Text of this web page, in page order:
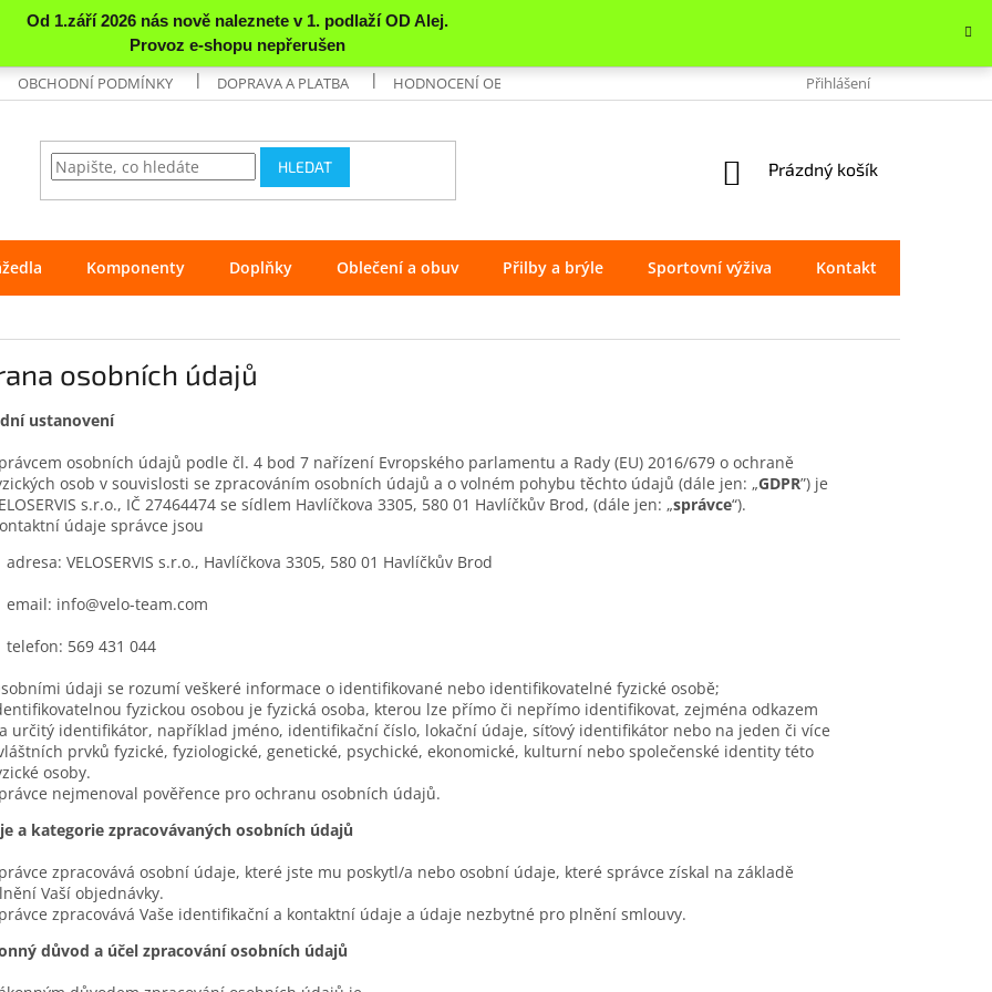
OBCHODNÍ PODMÍNKY DOPRAVA A PLATBA HODNOCENÍ OBCHODU REKLAMACE OCHRANA
Přihlášení
HLEDAT
NÁKUPNÍ
Prázdný košík
Komponenty Doplňky Oblečení a obuv Přilby a brýle Sportovní výživa Kontakt
osobních údajů
ustanovení
osobních údajů podle čl. 4 bod 7 nařízení Evropského parlamentu a Rady (EU) 2016/679 o ochraně
osob v souvislosti se zpracováním osobních údajů a o volném pohybu těchto údajů (dále jen: „GDPR”) je
s.r.o., IČ 27464474 se sídlem Havlíčkova 3305, 580 01 Havlíčkův Brod, (dále jen: „správce“).
údaje správce jsou
VELOSERVIS s.r.o., Havlíčkova 3305, 580 01 Havlíčkův Brod
info@velo-team.com
569 431 044
údaji se rozumí veškeré informace o identifikované nebo identifikovatelné fyzické osobě;
fyzickou osobou je fyzická osoba, kterou lze přímo či nepřímo identifikovat, zejména odkazem
určitý identifikátor, například jméno, identifikační číslo, lokační údaje, síťový identifikátor nebo na jeden či více
prvků fyzické, fyziologické, genetické, psychické, ekonomické, kulturní nebo společenské identity této
osoby.
nejmenoval pověřence pro ochranu osobních údajů.
a kategorie zpracovávaných osobních údajů
zpracovává osobní údaje, které jste mu poskytl/a nebo osobní údaje, které správce získal na základě
Vaší objednávky.
zpracovává Vaše identifikační a kontaktní údaje a údaje nezbytné pro plnění smlouvy.
důvod a účel zpracování osobních údajů